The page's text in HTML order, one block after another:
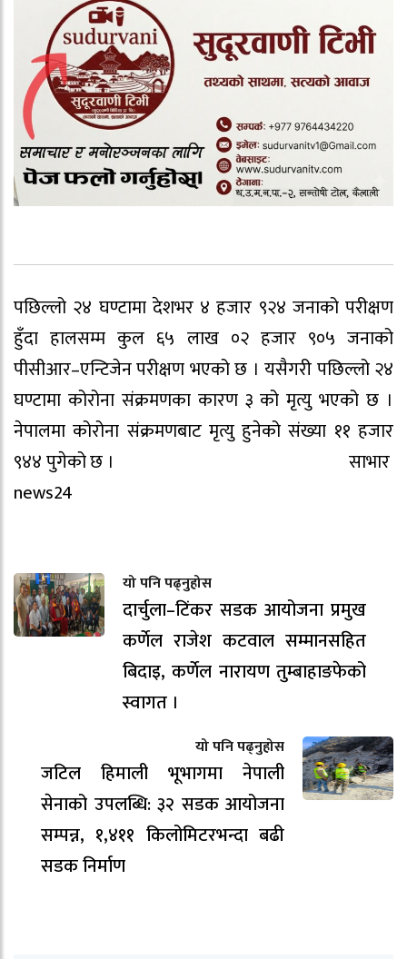
पछिल्लो २४ घण्टामा देशभर ४ हजार ९२४ जनाको परीक्षण
हुँदा हालसम्म कुल ६५ लाख ०२ हजार ९०५ जनाको
पीसीआर–एन्टिजेन परीक्षण भएको छ । यसैगरी पछिल्लो २४
घण्टामा कोरोना संक्रमणका कारण ३ को मृत्यु भएको छ ।
नेपालमा कोरोना संक्रमणबाट मृत्यु हुनेको संख्या ११ हजार
९४४ पुगेको छ । साभार
news24
यो पनि पढ्नुहोस
दार्चुला–टिंकर सडक आयोजना प्रमुख
कर्णेल राजेश कटवाल सम्मानसहित
बिदाइ, कर्णेल नारायण तुम्बाहाङफेको
स्वागत ।
यो पनि पढ्नुहोस
जटिल हिमाली भूभागमा नेपाली
सेनाको उपलब्धि: ३२ सडक आयोजना
सम्पन्न, १,४११ किलोमिटरभन्दा बढी
सडक निर्माण